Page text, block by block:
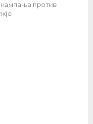
кампања против